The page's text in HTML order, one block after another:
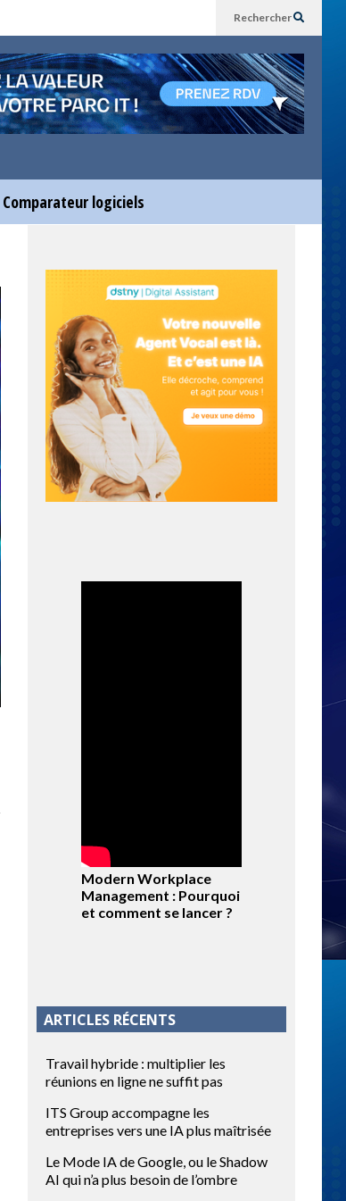
Rechercher
Comparateur logiciels
Modern Workplace
Management : Pourquoi
et comment se lancer ?
ARTICLES RÉCENTS
Travail hybride : multiplier les
réunions en ligne ne suffit pas
ITS Group accompagne les
entreprises vers une IA plus maîtrisée
Le Mode IA de Google, ou le Shadow
AI qui n’a plus besoin de l’ombre